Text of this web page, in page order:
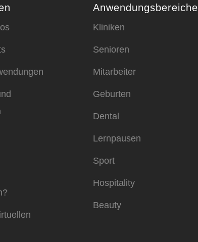
Anwendungsbereiche
Kliniken
Senioren
Mitarbeiter
Geburten
Dental
Lernpausen
Sport
Hospitality
Beauty